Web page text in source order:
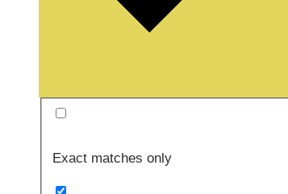
Exact matches only